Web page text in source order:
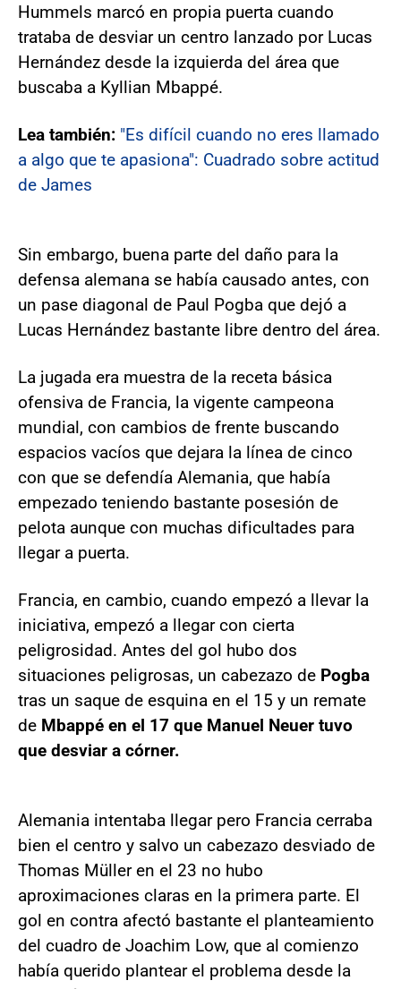
Hummels marcó en propia puerta cuando
trataba de desviar un centro lanzado por Lucas
Hernández desde la izquierda del área que
buscaba a Kyllian Mbappé.
Lea también: "Es difícil cuando no eres llamado
a algo que te apasiona": Cuadrado sobre actitud
de James
Sin embargo, buena parte del daño para la
defensa alemana se había causado antes, con
un pase diagonal de Paul Pogba que dejó a
Lucas Hernández bastante libre dentro del área.
La jugada era muestra de la receta básica
ofensiva de Francia, la vigente campeona
mundial, con cambios de frente buscando
espacios vacíos que dejara la línea de cinco
con que se defendía Alemania, que había
empezado teniendo bastante posesión de
pelota aunque con muchas dificultades para
llegar a puerta.
Francia, en cambio, cuando empezó a llevar la
iniciativa, empezó a llegar con cierta
peligrosidad. Antes del gol hubo dos
situaciones peligrosas, un cabezazo de Pogba
tras un saque de esquina en el 15 y un remate
de Mbappé en el 17 que Manuel Neuer tuvo
que desviar a córner.
Alemania intentaba llegar pero Francia cerraba
bien el centro y salvo un cabezazo desviado de
Thomas Müller en el 23 no hubo
aproximaciones claras en la primera parte. El
gol en contra afectó bastante el planteamiento
del cuadro de Joachim Low, que al comienzo
había querido plantear el problema desde la